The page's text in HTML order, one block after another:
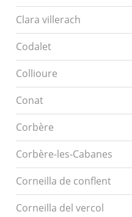
Clara villerach
Codalet
Collioure
Conat
Corbère
Corbère-les-Cabanes
Corneilla de conflent
Corneilla del vercol